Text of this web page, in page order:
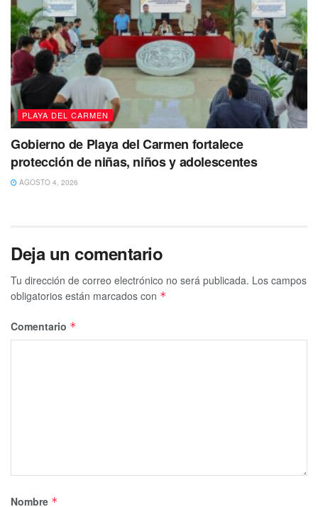
PLAYA DEL CARMEN
Gobierno de Playa del Carmen fortalece
protección de niñas, niños y adolescentes
AGOSTO 4, 2026
Deja un comentario
Tu dirección de correo electrónico no será publicada. Los campos
obligatorios están marcados con *
Comentario *
Nombre *